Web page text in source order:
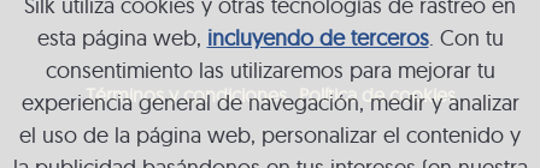
Términos y condiciones Política de cookies
esta página web, incluyendo de terceros. Con tu
consentimiento las utilizaremos para mejorar tu
experiencia general de navegación, medir y analizar
el uso de la página web, personalizar el contenido y